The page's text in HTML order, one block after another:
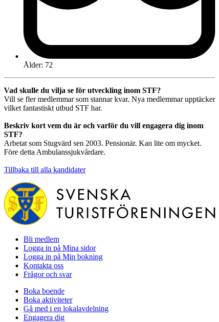
Ålder: 72
Vad skulle du vilja se för utveckling inom STF?
Vill se fler medlemmar som stannar kvar. Nya medlemmar upptäcker
vilket fantastiskt utbud STF har.
Beskriv kort vem du är och varför du vill engagera dig inom
STF?
Arbetat som Stugvärd sen 2003. Pensionär. Kan lite om mycket.
Före detta Ambulanssjukvårdare.
Tillbaka till alla kandidater
Bli medlem
Logga in på Mina sidor
Logga in på Min bokning
Kontakta oss
Frågor och svar
Boka boende
Boka aktiviteter
Gå med i en lokalavdelning
Engagera dig